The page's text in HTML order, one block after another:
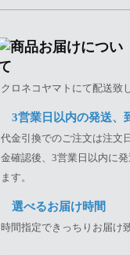
クロネコヤマトにて配送致
3営業日以内の発送、
代金引換でのご注文は注文
金確認後、3営業日以内に
ます。
選べるお届け時間
時間指定できっちりお届け